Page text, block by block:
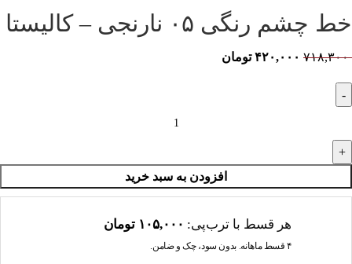
خط چشم رنگی ۰۵ نارنجی – کالیستا
۷۱۸,۳۰۰ ۴۲۰,۰۰۰ تومان
افزودن به سبد خرید
هر قسط با ترب‌پی: ۱۰۵,۰۰۰ تومان
۴ قسط ماهانه. بدون سود، چک و ضامن.